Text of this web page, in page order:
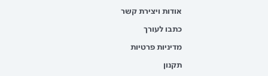
אודות ויצירת קשר
כתבו לעורך
מדיניות פרטיות
תקנון